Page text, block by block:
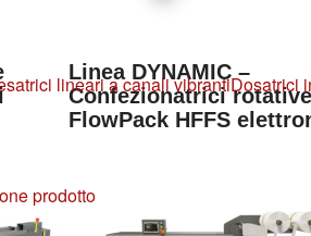
lineari a canali vibrantiDosatrici
prodotto
Linea DYNAMIC –
Confezionatrici rotative
FlowPack HFFS